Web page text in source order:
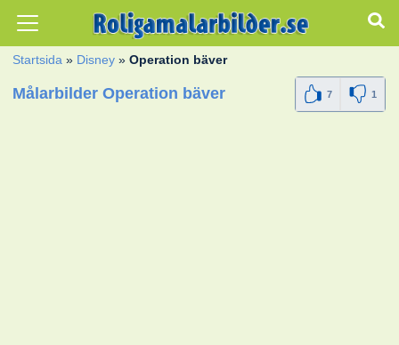
Startsida » Disney »Operation bäver
Målarbilder Operation bäver 7 1